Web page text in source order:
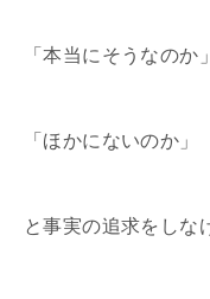
「本当にそうなのか」
「ほかにないのか」
と事実の追求をしな